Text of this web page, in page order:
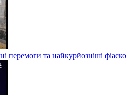
перемоги та найкурйозніші фіаско